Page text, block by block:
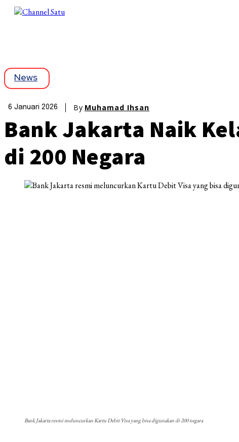
News
6 Januari 2026 By Muhamad Ihsan
Bank Jakarta Naik
di 200 Negara
Bank Jakarta resmi meluncurkan Kartu Debit Visa yang bisa digunakan di 200 negara